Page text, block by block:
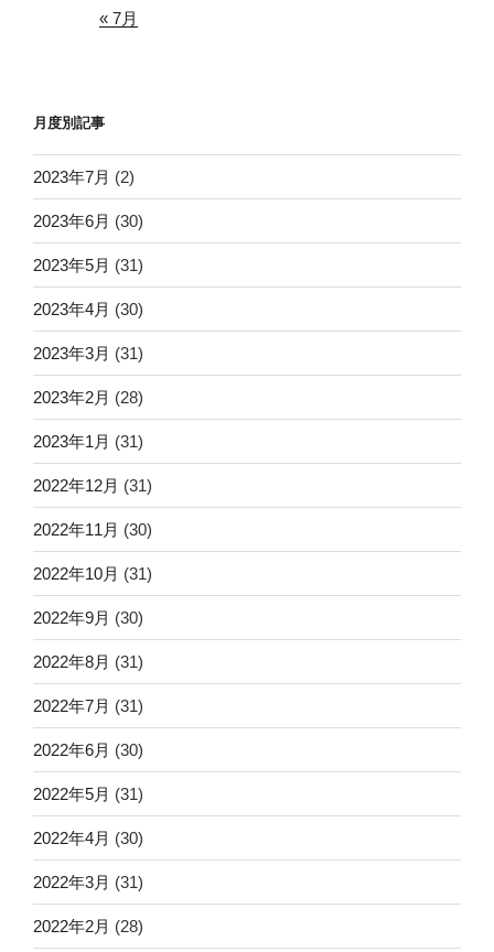
« 7月
月度別記事
2023年7月 (2)
2023年6月 (30)
2023年5月 (31)
2023年4月 (30)
2023年3月 (31)
2023年2月 (28)
2023年1月 (31)
2022年12月 (31)
2022年11月 (30)
2022年10月 (31)
2022年9月 (30)
2022年8月 (31)
2022年7月 (31)
2022年6月 (30)
2022年5月 (31)
2022年4月 (30)
2022年3月 (31)
2022年2月 (28)